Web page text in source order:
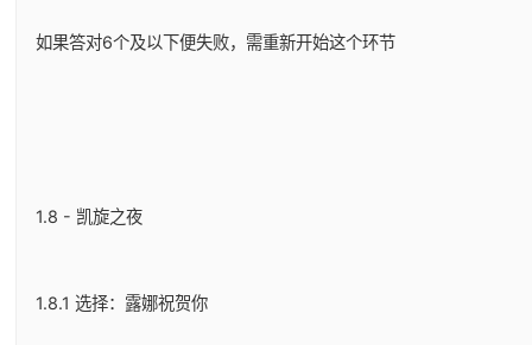
如果答对6个及以下便失败，需重新开始这个环节
1.8 - 凯旋之夜
1.8.1 选择：露娜祝贺你